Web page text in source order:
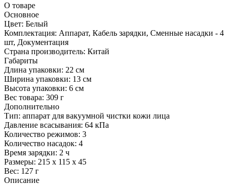
О товаре
Основное
Цвет: Белый
Комплектация: Аппарат, Кабель зарядки, Сменные насадки - 4
шт, Документация
Страна производитель: Китай
Габариты
Длина упаковки: 22 см
Ширина упаковки: 13 см
Высота упаковки: 6 см
Вес товара: 309 г
Дополнительно
Тип: аппарат для вакуумной чистки кожи лица
Давление всасывания: 64 кПа
Количество режимов: 3
Количество насадок: 4
Время зарядки: 2 ч
Размеры: 215 х 115 х 45
Вес: 127 г
Описание